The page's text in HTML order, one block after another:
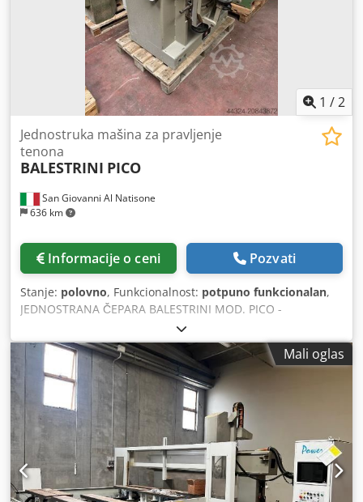
1 /2
San Giovanni Al Natisone
636 km
Jednostruka mašina za pravljenje
tenona
BALESTRINI PICO
Informacije o ceni Pozvati
Stanje: polovno, Funkcionalnost: potpuno funkcionalan,
JEDNOSTRANA ČEPARA BALESTRINI MOD. PICO -
Maksimalna dimenzija čepa: 100x30 mm - Maksimalni
nagib stola: 20° - Nagib vođica za oslonac komada: 45° -
Satna proizvodnja: 600/700 čepova - Obrtaji glodala: 9.000
o/min - Snaga motora glodala: 4 KS - Napon: 380/50
Dodpfxox Rdnaj Aanjck
Mali oglas